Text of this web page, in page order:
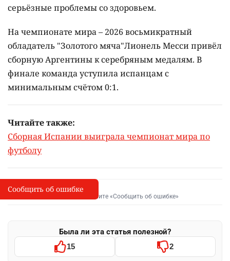
серьёзные проблемы со здоровьем.
На чемпионате мира – 2026 восьмикратный
обладатель "Золотого мяча"Лионель Месси привёл
сборную Аргентины к серебряным медалям. В
финале команда уступила испанцам с
минимальным счётом 0:1.
Читайте также:
Сборная Испании выиграла чемпионат мира по
футболу
I
Сообщить об опечатке
Выделите фрагмент и нажмите «Сообщить об ошибке»
Была ли эта статья полезной?
15 2
Сообщить об ошибке